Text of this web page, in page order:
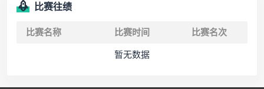
比赛往绩
比赛名称 比赛时间
比赛名次
暂无数据